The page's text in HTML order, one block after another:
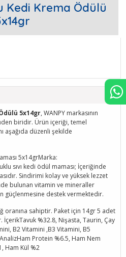
Kedi Krema Ödülü
5x14gr, WANPY markasının
biridir. Ürün içeriği, temel
aşağıda düzenli şekilde
5x14grMarka:
sıvı kedi ödül maması; İçeriğinde
Sindirimi kolay ve yüksek lezzet
bulunan vitamin ve mineraller
güçlenmesine destek vermektedir.
oranına sahiptir. Paket için 14gr 5 adet
İçerikTavuk %32.8, Nişasta, Taurin, Çay
B2 Vitamini ,B3 Vitamini, B5
Protein %6.5, Ham Nem
Ham Kül %2